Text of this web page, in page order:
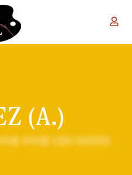
(A.)
VOIR LES DATES